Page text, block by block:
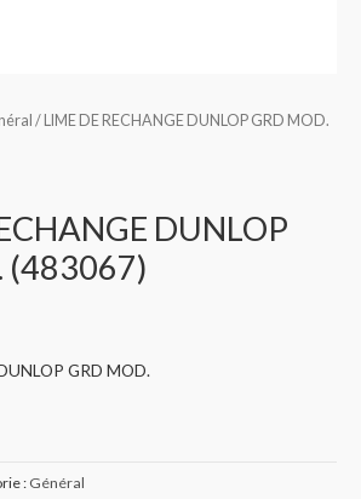
/ LIME DE RECHANGE DUNLOP GRD MOD.
DUNLOP
(483067)
GRD MOD.
:Général